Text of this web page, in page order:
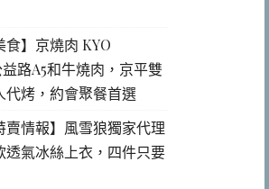
食】京燒肉 KYO
路A5和牛燒肉，京平雙
代烤，約會聚餐首選
賣情報】風雪狼獨家代理
透氣冰絲上衣，四件只要